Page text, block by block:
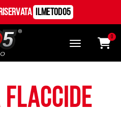
ILMetodo5
0
flaccide